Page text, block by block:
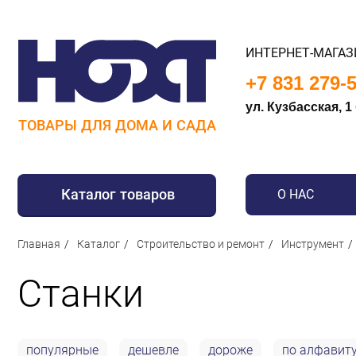
ТОВАРЫ ДЛЯ ДОМА И САДА
ИНТЕРНЕТ-
+7 831 279-
ул. Кузбасская, 1
Каталог товаров
Для дома
Сантехника
Для детей
О НАС
Главная Каталог Строительство и ремонт Инструмент
Станки
популярные дешевле дороже по